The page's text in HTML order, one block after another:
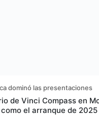
dominó las presentaciones
de Vinci Compass en
el arranque de 2025